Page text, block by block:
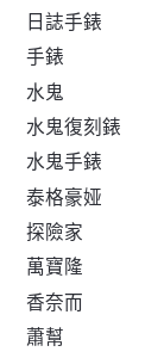
日誌手錶
手錶
水鬼
水鬼復刻錶
水鬼手錶
泰格豪娅
探險家
萬寶隆
香奈而
蕭幫